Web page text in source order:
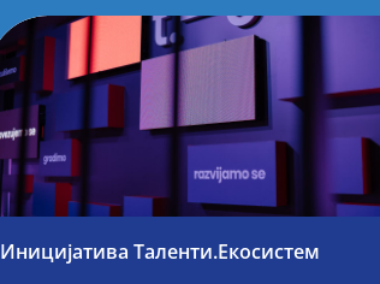
Иницијатива Таленти.Екосистем